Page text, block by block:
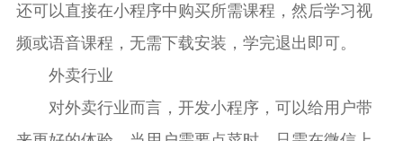
还可以直接在小程序中购买所需课程，然后学习视
频或语音课程，无需下载安装，学完退出即可。
外卖行业
对外卖行业而言，开发小程序，可以给用户带